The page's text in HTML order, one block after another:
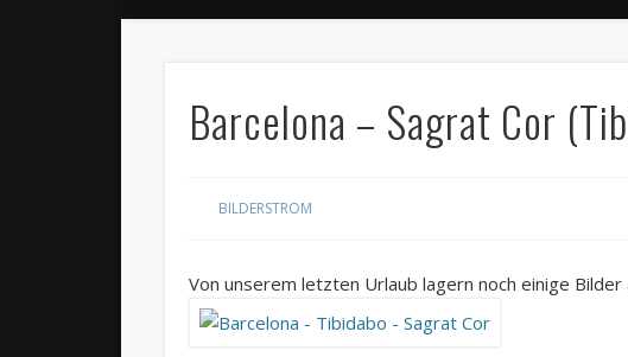
Barcelona – Sagrat Cor
BILDERSTROM
Von unserem letzten Urlaub lagern noch einige